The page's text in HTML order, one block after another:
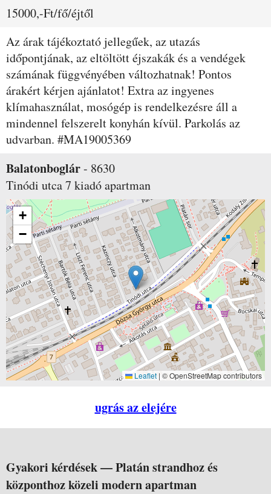
15000,-Ft/fő/éjtől
Az árak tájékoztató jellegűek, az utazás
időpontjának, az eltöltött éjszakák és a vendégek
számának függvényében változhatnak! Pontos
árakért kérjen ajánlatot! Extra az ingyenes
klímahasználat, mosógép is rendelkezésre áll a
mindennel felszerelt konyhán kívül. Parkolás az
udvarban. #MA19005369
Balatonboglár- 8630
Tinódi utca 7 kiadó apartman
+
−
Leaflet | © OpenStreetMap contributors
ugrás az elejére
Gyakori kérdések —Platán strandhoz és
központhoz közeli modern apartman